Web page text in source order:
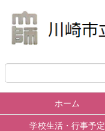
ホーム
学校生活・行事予定